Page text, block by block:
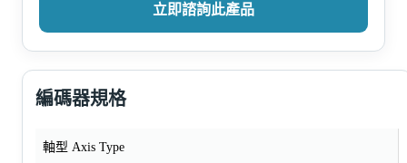
立即諮詢此產品
編碼器規格
軸型 Axis Type